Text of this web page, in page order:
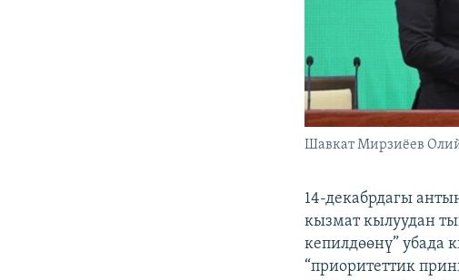
Шавкат Мирзиёев
14-декабрдагы
кызмат кылуудан
кепилдөөнү” убада
“приоритеттик